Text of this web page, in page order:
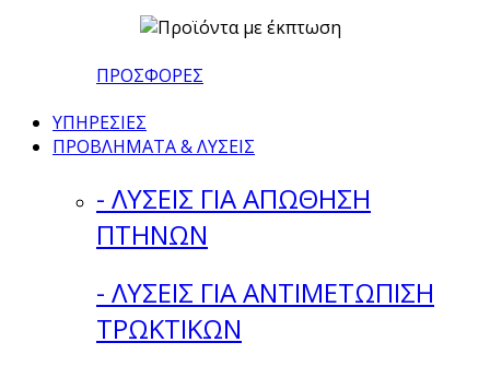
ΠΡΟΣΦΟΡΕΣ
ΥΠΗΡΕΣΙΕΣ
ΠΡΟΒΛΗΜΑΤΑ & ΛΥΣΕΙΣ
- ΛΥΣΕΙΣ ΓΙΑ ΑΠΩΘΗΣΗ
ΠΤΗΝΩΝ
- ΛΥΣΕΙΣ ΓΙΑ ΑΝΤΙΜΕΤΩΠΙΣΗ
ΤΡΩΚΤΙΚΩΝ